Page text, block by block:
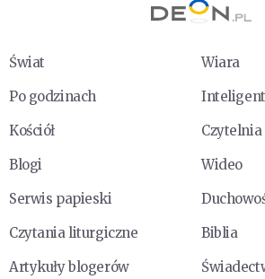
Świat
Wiara
Po godzinach
Kościół
Czytelnia
Blogi
Wideo
Serwis papieski
Czytania liturgiczne
Biblia
Artykuły blogerów